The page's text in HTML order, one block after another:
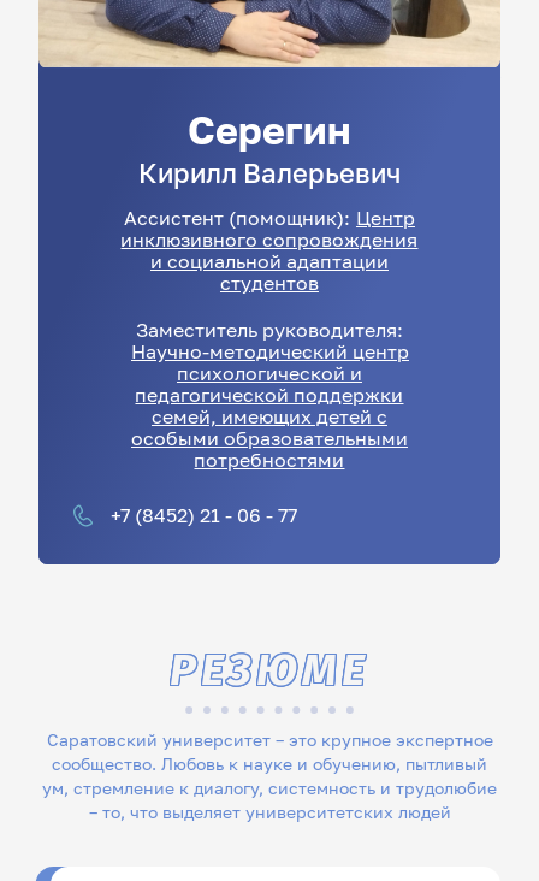
Серегин
Кирилл Валерьевич
Ассистент (помощник): Центр
инклюзивного сопровождения
и социальной адаптации
студентов
Заместитель руководителя:
Научно-методический центр
психологической и
педагогической поддержки
семей, имеющих детей с
особыми образовательными
потребностями
+7 (8452) 21 - 06 - 77
Саратовский университет – это крупное экспертное
сообщество. Любовь к науке и обучению, пытливый
ум, стремление к диалогу, системность и трудолюбие
– то, что выделяет университетских людей
РЕЗЮМЕ